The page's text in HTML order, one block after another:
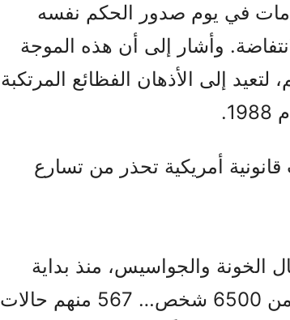
في يوم صدور الحكم نفسه
وأشار إلى أن هذه الموجة
إلى الأذهان الفظائع المرتكبة
2026 – قراءات قانونية أمريكية تحذر من تسارع
الخونة والجواسيس، منذ بداية
الحرب وحتى الآن، تم اعتقال أكثر من 6500 شخص… 567 منهم حالات